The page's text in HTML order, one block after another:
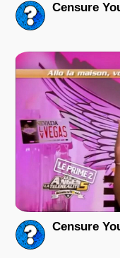
Censure
Censure